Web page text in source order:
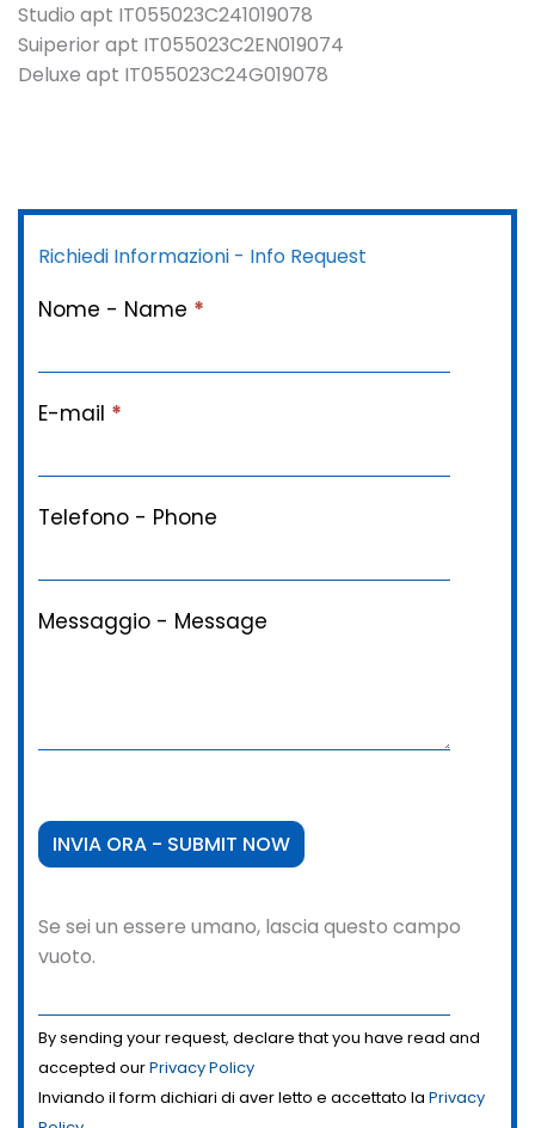
Studio apt IT055023C241019078
Suiperior apt IT055023C2EN019074
Deluxe apt IT055023C24G019078
Richiedi Informazioni - Info Request
Nome - Name *
E-mail *
Telefono - Phone
Messaggio - Message
Se sei un essere umano, lascia questo campo
vuoto.
By sending your request, declare that you have read and
accepted ourPrivacy Policy
Inviando il form dichiari di aver letto e accettato la Privacy